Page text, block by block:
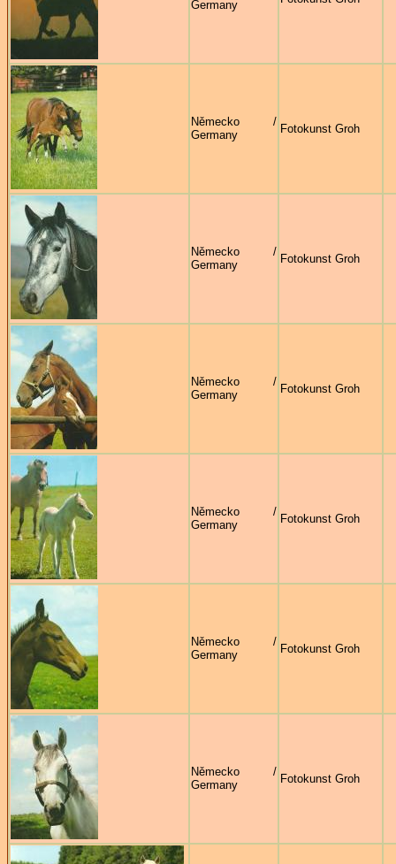
Germany
Německo /
Germany
Fotokunst Groh
Německo /
Germany
Fotokunst Groh
Německo /
Germany
Fotokunst Groh
Německo /
Germany
Fotokunst Groh
Německo /
Germany
Fotokunst Groh
Německo /
Germany
Fotokunst Groh